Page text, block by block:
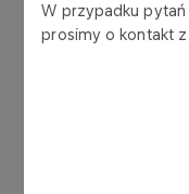
W przypadku
prosimy o kontakt
dodatkowo
logistycznego –